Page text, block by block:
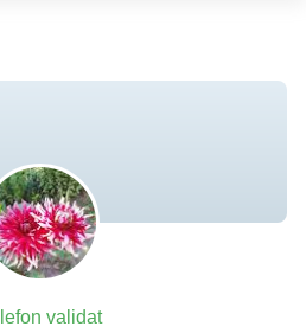
validat